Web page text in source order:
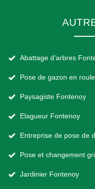
Abattage d'arbres
Pose de gazon en
Paysagiste Fontenoy
Elagueur Fontenoy
Entreprise de pose de
Pose et changement
Jardinier Fontenoy